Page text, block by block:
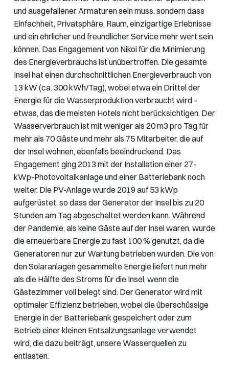
und ausgefallener Armaturen sein muss, sondern dass
Einfachheit, Privatsphäre, Raum, einzigartige Erlebnisse
und ein ehrlicher und freundlicher Service mehr wert sein
können. Das Engagement von Nikoi für die Minimierung
des Energieverbrauchs ist unübertroffen. Die gesamte
Insel hat einen durchschnittlichen Energieverbrauch von
13 kW (ca. 300 kWh/Tag), wobei etwa ein Drittel der
Energie für die Wasserproduktion verbraucht wird –
etwas, das die meisten Hotels nicht berücksichtigen. Der
Wasserverbrauch ist mit weniger als 20 m3 pro Tag für
mehr als 70 Gäste und mehr als 75 Mitarbeiter, die auf
der Insel wohnen, ebenfalls beeindruckend. Das
Engagement ging 2013 mit der Installation einer 27-
kWp-Photovoltaikanlage und einer Batteriebank noch
weiter. Die PV-Anlage wurde 2019 auf 53 kWp
aufgerüstet, so dass der Generator der Insel bis zu 20
Stunden am Tag abgeschaltet werden kann. Während
der Pandemie, als keine Gäste auf der Insel waren, wurde
die erneuerbare Energie zu fast 100 % genutzt, da die
Generatoren nur zur Wartung betrieben wurden. Die von
den Solaranlagen gesammelte Energie liefert nun mehr
als die Hälfte des Stroms für die Insel, wenn die
Gästezimmer voll belegt sind. Der Generator wird mit
optimaler Effizienz betrieben, wobei die überschüssige
Energie in der Batteriebank gespeichert oder zum
Betrieb einer kleinen Entsalzungsanlage verwendet
wird, die dazu beiträgt, unsere Wasserquellen zu
entlasten.